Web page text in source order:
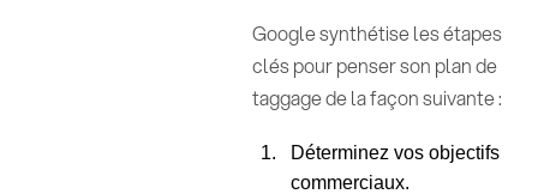
Google synthétise les étapes
clés pour penser son plan de
taggage de la façon suivante :
Déterminez vos objectifs
commerciaux.